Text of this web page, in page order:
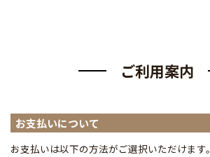
ご利用案内
お支払いについて
お支払いは以下の方法がご選択いただけます。